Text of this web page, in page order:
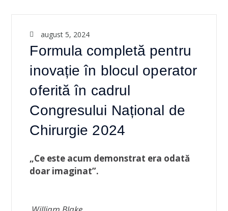
august 5, 2024
Formula completă pentru
inovație în blocul operator
oferită în cadrul
Congresului Național de
Chirurgie 2024
„Ce este acum demonstrat era odată
doar imaginat”.